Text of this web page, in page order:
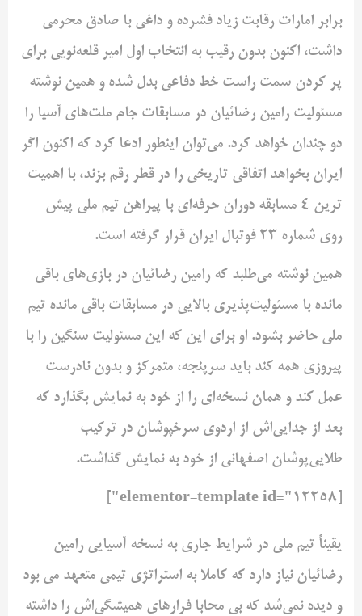
برابر امارات رقابت زیاد فشرده‌ و داغی با صادق محرمی
داشت، اکنون بدون رقیب به انتخاب اول امیر قلعه‌نویی برای
پر کردن سمت راست خط دفاعی بدل شده و همین نوشته
مسئولیت رامین رضائیان در مسابقات جام ملت‌های آسیا را
دو چندان خواهد کرد. می‌توان اینطور ادعا کرد که اکنون اگر
ایران بخواهد اتفاقی تاریخی را در قطر رقم بزند، با اهمیت
ترین 4 مسابقه دوران حرفه‌ای با پیراهن تیم ملی پیش
روی شماره 23 فوتبال ایران قرار گرفته است.
همین نوشته می‌طلبد که رامین رضائیان در بازی‌های باقی
مانده با مسئولیت‌پذیری بالایی در مسابقات باقی مانده تیم
ملی حاضر بشود. او برای این که این مسئولیت سنگین را با
پیروزی همه کند باید سرپنجه، متمرکز و بدون نادرست
عمل کند و همان نسخه‌ای را از خود به نمایش بگذارد که
بعد از جدایی‌اش از اردوی سرخپوشان در ترکیب
طلایی‌پوشان اصفهانی از خود به نمایش گذاشت.
یقیناً تیم ملی در شرایط جاری به نسخه آسیایی رامین
رضائیان نیاز دارد که کاملا به استراتژی تیمی متعهد می بود
و دیده نمی‌شد که بی محابا فرارهای همیشگی‌اش را داشته